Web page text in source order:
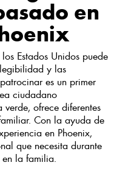
en
Estados Unidos puede
y las
es un primer
ciudadano
ofrece diferentes
Con la ayuda de
en Phoenix,
que necesita durante
la familia.